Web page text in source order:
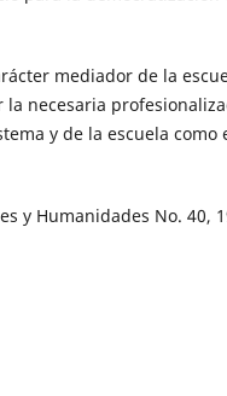
mediador de la
necesaria
y de la escuela como
y Humanidades No. 40,